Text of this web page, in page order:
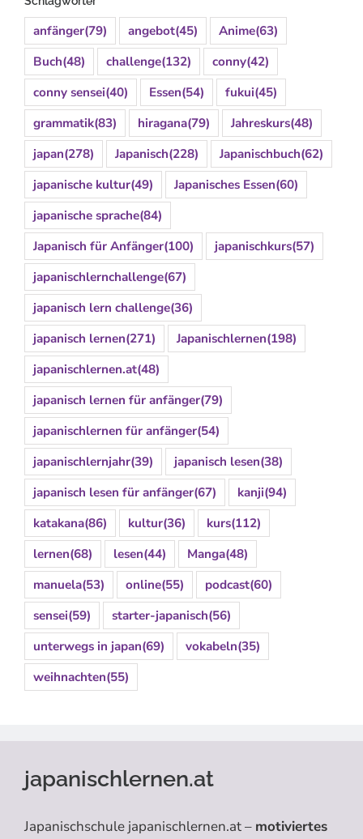
anfänger(79) angebot(45) Anime(63)
Buch(48) challenge(132) conny(42)
conny sensei(40) Essen(54) fukui(45)
grammatik(83) hiragana(79) Jahreskurs(48)
japan(278) Japanisch(228) Japanischbuch(62)
japanische kultur(49) Japanisches Essen(60)
japanische sprache(84)
Japanisch für Anfänger(100) japanischkurs(57)
japanischlernchallenge(67)
japanisch lern challenge(36)
japanisch lernen(271) Japanischlernen(198)
japanischlernen.at(48)
japanisch lernen für anfänger(79)
japanischlernen für anfänger(54)
japanischlernjahr(39) japanisch lesen(38)
japanisch lesen für anfänger(67) kanji(94)
katakana(86) kultur(36) kurs(112)
lernen(68) lesen(44) Manga(48)
manuela(53) online(55) podcast(60)
sensei(59) starter-japanisch(56)
unterwegs in japan(69) vokabeln(35)
weihnachten(55)
japanischlernen.at
Japanischschule japanischlernen.at – motiviertes